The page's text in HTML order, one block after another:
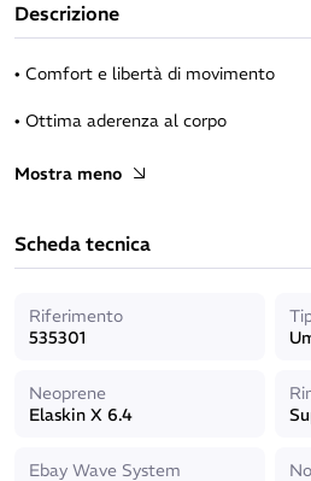
Descrizione
• Comfort e libertà di movimento
• Ottima aderenza al corpo
• Facile da indossare
• Qualità Beuchat accessibile a tutti
Caratteristiche
Mostra meno
Scheda tecnica
Riferimento
535301
Neoprene
Elaskin X 6.4
Ebay Wave System